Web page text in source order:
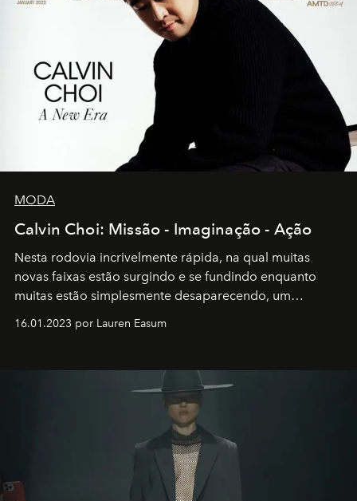
MODA
Calvin Choi: Missão - Imaginação - Ação
Nesta rodovia incrivelmente rápida, na qual muitas
novas faixas estão surgindo e se fundindo enquanto
muitas estão simplesmente desaparecendo, um
transportador AMTD abrindo caminho para muitos
por propósitos, com um claro senso de missão na vida e
16.01.2023 por Lauren Easum